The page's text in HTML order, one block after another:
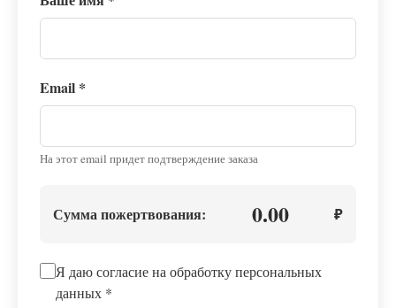
Email *
На этот email придет подтверждение заказа
Сумма пожертвования: 0.00 ₽
Я даю согласие на обработку персональных
данных *